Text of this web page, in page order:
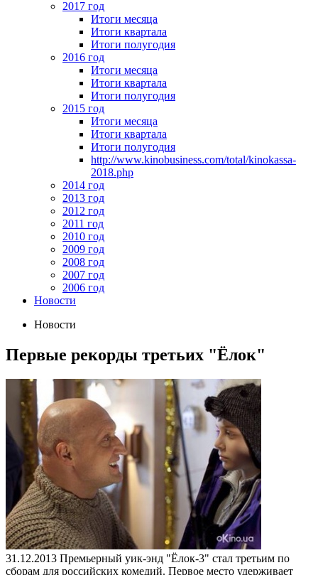
2017 год
Итоги месяца
Итоги квартала
Итоги полугодия
2016 год
Итоги месяца
Итоги квартала
Итоги полугодия
2015 год
Итоги месяца
Итоги квартала
Итоги полугодия
http://www.kinobusiness.com/total/kinokassa-
2018.php
2014 год
2013 год
2012 год
2011 год
2010 год
2009 год
2008 год
2007 год
2006 год
Новости
Новости
Первые рекорды третьих "Ёлок"
31.12.2013 Премьерный уик-энд "Ёлок-3" стал третьим по
сборам для российских комедий. Первое место удерживает